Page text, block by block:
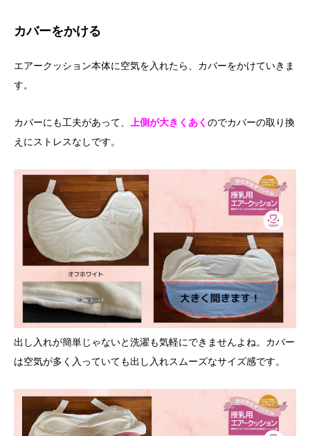
カバーをかける
エアークッション本体に空気を入れたら、カバーをかけていきま
す。
カバーにも工夫があって、 上側が大きくあく のでカバーの取り換
えにストレスなしです。
出し入れが簡単じゃないと洗濯も気軽にできませんよね。カバー
は空気が多く入っていても出し入れスムーズなサイズ感です。